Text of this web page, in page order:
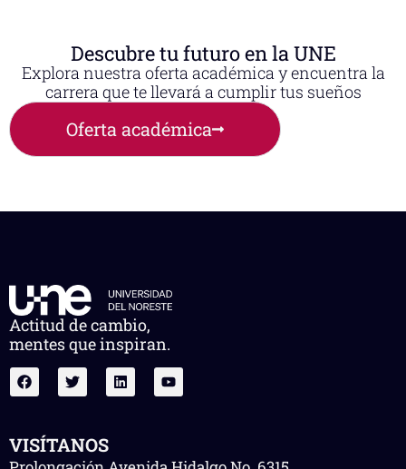
Descubre tu futuro en la UNE
Explora nuestra oferta académica y encuentra la
carrera que te llevará a cumplir tus sueños
Oferta académica
Actitud de cambio,
mentes que inspiran.
VISÍTANOS